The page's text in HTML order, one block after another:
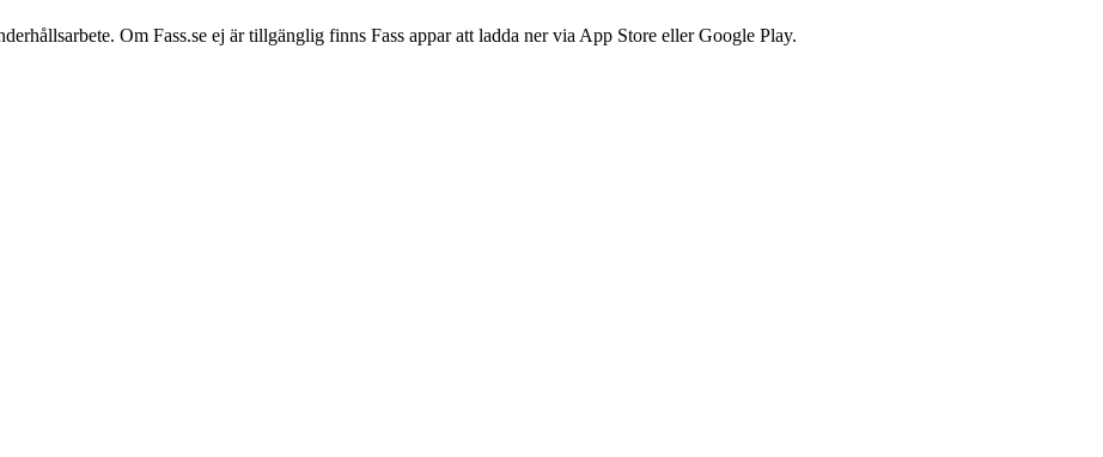
Om Fass.se ej är tillgänglig finns Fass appar att ladda ner via App Store eller Google Play.